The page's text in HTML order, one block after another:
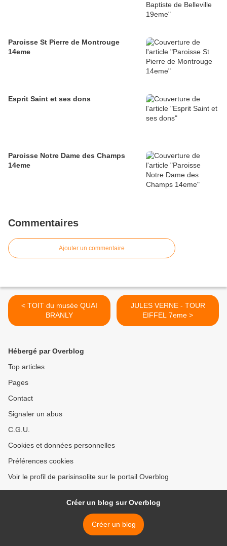
Paroisse St Pierre de Montrouge
14eme
Esprit Saint et ses dons
Paroisse Notre Dame des Champs
14eme
Commentaires
Ajouter un commentaire
< TOIT du musée QUAI
BRANLY
JULES VERNE - TOUR
EIFFEL 7eme >
Hébergé par Overblog
Top articles
Pages
Contact
Signaler un abus
C.G.U.
Cookies et données personnelles
Préférences cookies
Voir le profil de parisinsolite sur le portail Overblog
Créer un blog sur Overblog
Créer un blog